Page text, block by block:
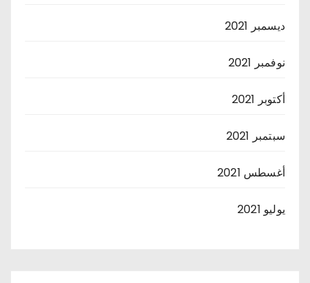
ديسمبر 2021
نوفمبر 2021
أكتوبر 2021
سبتمبر 2021
أغسطس 2021
يوليو 2021